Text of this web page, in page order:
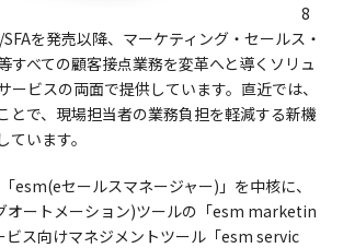
8
を発売以降、マーケティング・セールス・
すべての顧客接点業務を変革へと導くソリュ
ービスの両面で提供しています。直近では、
とで、現場担当者の業務負担を軽減する新機
います。
esm(eセールスマネージャー)」を中核に、
オートメーション)ツールの「esm marketin
ビス向けマネジメントツール「esm servic